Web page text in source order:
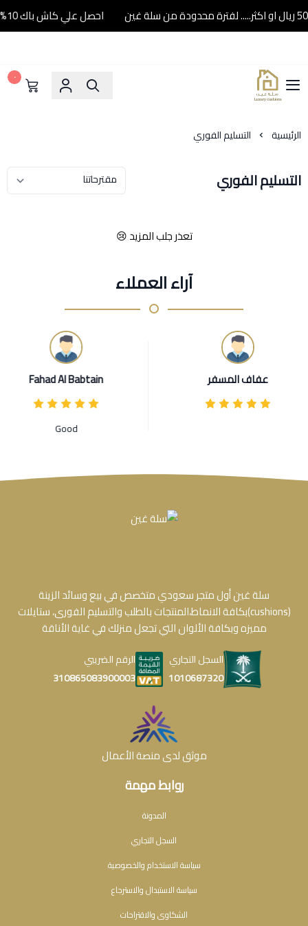
احصل علي كاش باك 10% عند شرائك ب500 ريال او اكثر..... لفترة محدودة من سلة غين
سلة غين
٠
الرئيسية التسليم الفوري
التسليم الفوري
تعذر جلب المزيد 😢
آراء العملاء
Fahad Al Babtain أمل
جميله وأنيقه
روابط مهمة
المدونة
السجل التجاري
سياسة الاستخدام والخصوصية
سياسة الاستبدال والاسترجاع
الشكاوى والاقتراحات
سلة غين أول متجر سعودي متخصص في بيع وسائد الزينة
(cushions)بكافة الانماط،المنتجات بالطلب والتسليم الفورى، ستايلات
مميزه وبكافة الألوان التي تجعل منزلك في غاية الأناقة
السجل التجاري
1010687320
الرقم الضريبي
310865083900003
موثق لدى منصة الأعمال